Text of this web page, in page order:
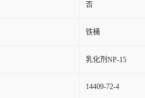
否
铁桶
乳化剂NP-15
14409-72-4